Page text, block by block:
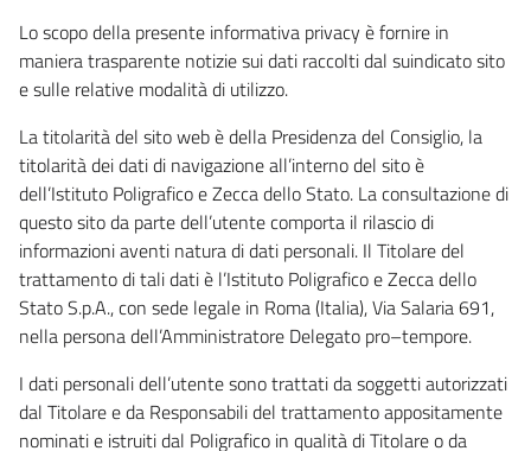
Lo scopo della presente informativa privacy è fornire in
maniera trasparente notizie sui dati raccolti dal suindicato sito
e sulle relative modalità di utilizzo.
La titolarità del sito web è della Presidenza del Consiglio, la
titolarità dei dati di navigazione all’interno del sito è
dell’Istituto Poligrafico e Zecca dello Stato. La consultazione di
questo sito da parte dell’utente comporta il rilascio di
informazioni aventi natura di dati personali. Il Titolare del
trattamento di tali dati è l’Istituto Poligrafico e Zecca dello
Stato S.p.A., con sede legale in Roma (Italia), Via Salaria 691,
nella persona dell’Amministratore Delegato pro–tempore.
I dati personali dell’utente sono trattati da soggetti autorizzati
dal Titolare e da Responsabili del trattamento appositamente
nominati e istruiti dal Poligrafico in qualità di Titolare o da